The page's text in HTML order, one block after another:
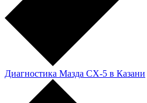
Диагностика Мазда CX-5 в Казани